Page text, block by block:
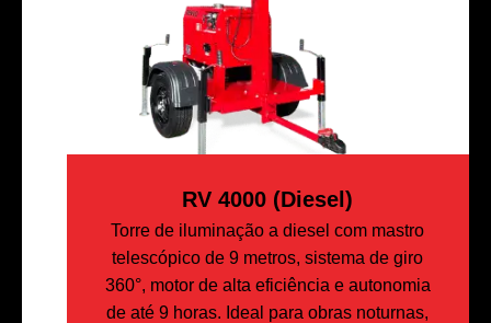
RV 4000 (diesel)
Torre de iluminação a diesel com mastro
telescópico de 9 metros, sistema de giro
360°, motor de alta eficiência e autonomia
de até 9 horas. Ideal para obras noturnas,